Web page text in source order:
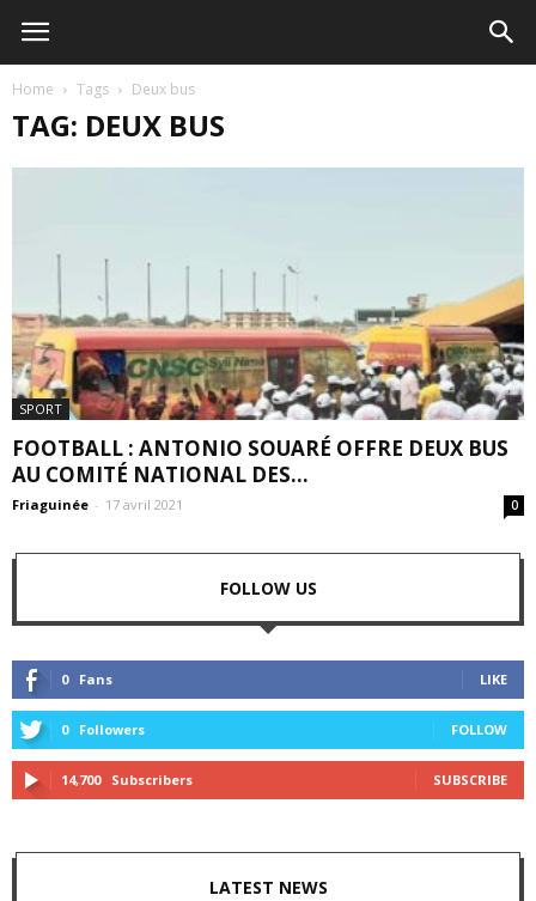
Home Tags Deux bus
TAG: DEUX BUS
SPORT
FOOTBALL : ANTONIO SOUARÉ OFFRE DEUX BUS
AU COMITÉ NATIONAL DES...
Friaguinée - 17 avril 2021 0
FOLLOW US
0 Fans LIKE
0 Followers FOLLOW
14,700 Subscribers SUBSCRIBE
LATEST NEWS